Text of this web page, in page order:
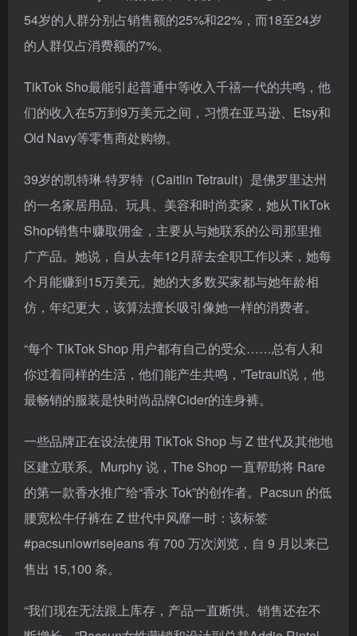
54岁的人群分别占销售额的25%和22%，而18至24岁
的人群仅占消费额的7%。
TikTok Sho最能引起普通中等收入千禧一代的共鸣，他
们的收入在5万到9万美元之间，习惯在亚马逊、Etsy和
Old Navy等零售商处购物。
39岁的凯特琳·特罗特（Caitlin Tetrault）是佛罗里达州
的一名家居用品、玩具、美容和时尚卖家，她从TikTok
Shop销售中赚取佣金，主要从与她联系的公司那里推
广产品。她说，自从去年12月辞去全职工作以来，她每
个月能赚到15万美元。她的大多数买家都与她年龄相
仿，年纪更大，该算法擅长吸引像她一样的消费者。
“每个 TikTok Shop 用户都有自己的受众……总有人和
你过着同样的生活，他们能产生共鸣，”Tetrault说，他
最畅销的服装是快时尚品牌Cider的连身裤。
一些品牌正在设法使用 TikTok Shop 与 Z 世代及其他地
区建立联系。Murphy 说，The Shop 一直帮助将 Rare
的第一款香水推广给“香水 Tok”的创作者。Pacsun 的低
腰宽松牛仔裤在 Z 世代中风靡一时：该标签
#pacsunlowrisejeans 有 700 万次浏览，自 9 月以来已
售出 15,100 条。
“我们现在无法跟上库存，产品一直断供。销售还在不